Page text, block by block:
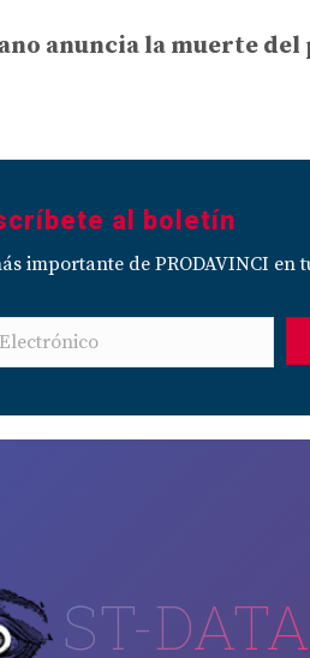
anuncia la muerte
al boletín
importante de PRODAVINCI en
ST-DATA